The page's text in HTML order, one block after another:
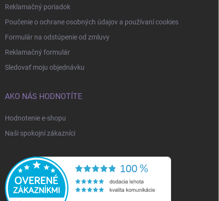
Reklamačný poriadok
Poučenie o ochrane osobných údajov a používaní cookies
Formulár na odstúpenie od zmluvy
Reklamačný formulár
Sledovať moju objednávku
AKO NÁS HODNOTÍTE
Hodnotenie e-shopu
Naši spokojní zákazníci